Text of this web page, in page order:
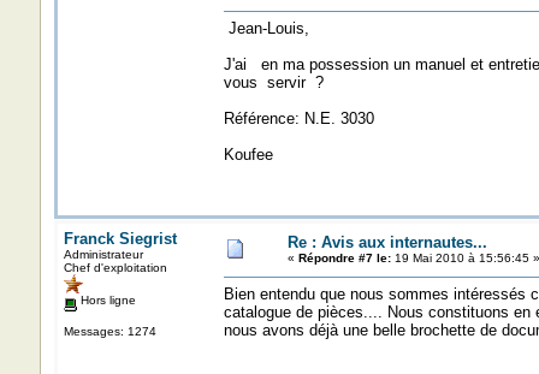
Jean-Louis,
J'ai en ma possession un manuel et
vous servir ?
Référence: N.E. 3030
Koufee
Franck Siegrist
Administrateur
Chef d'exploitation
Hors ligne
Messages: 1274
Re : Avis aux internautes...
« Répondre #7 le:19 Mai 2010 à 15:56:45 »
Bien entendu que nous sommes intéressés
catalogue de pièces.... Nous constituons
nous avons déjà une belle brochette de